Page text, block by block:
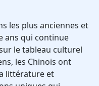
les plus anciennes et
ans qui continue
le tableau culturel
les Chinois ont
littérature et